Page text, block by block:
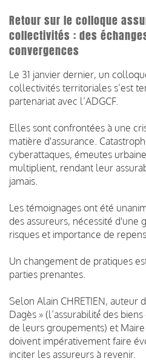
Retour sur le colloque
collectivités : des
convergences
Le 31 janvier dernier, un
collectivités territoriales s’est
partenariat avec l’ADGCF.
Elles sont confrontées à une
matière d'assurance.
cyberattaques, émeutes
multiplient, rendant leur
jamais.
Les témoignages ont été
des assureurs, nécessité d'une
risques et importance de
Un changement de pratiques
parties prenantes.
Selon Alain CHRETIEN, auteur
Dagès » (l’assurabilité́ des
de leurs groupements) et
doivent impérativement faire
inciter les assureurs à revenir.